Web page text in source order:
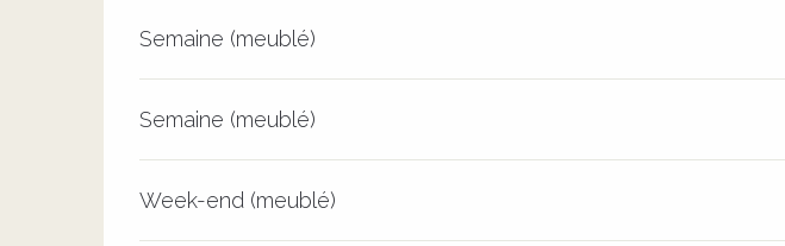
Semaine (meublé)
Semaine (meublé)
Week-end (meublé)